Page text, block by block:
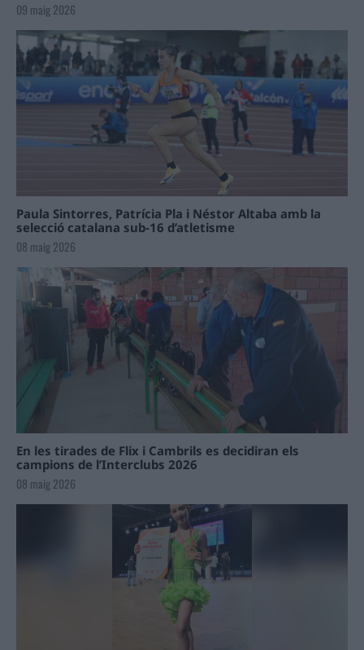
09 maig 2026
Paula Sintorres, Patrícia Pla i Néstor Altaba amb la
selecció catalana sub-16 d’atletisme
08 maig 2026
En les tirades de Flix i Cambrils es decidiran els
campions de l’Interclubs 2026
08 maig 2026